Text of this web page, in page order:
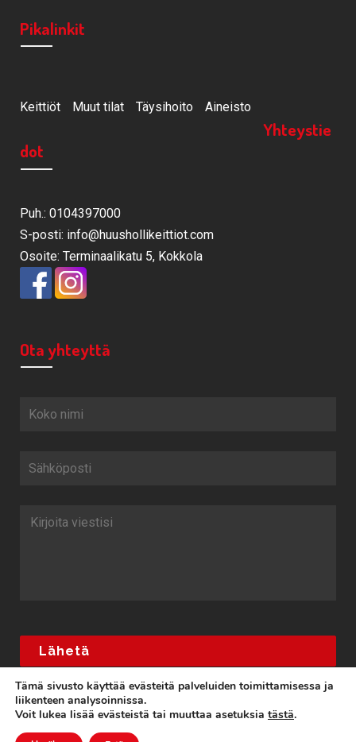
Pikalinkit
Keittiöt Muut tilat Täysihoito Aineisto
Yhteystie
dot
Puh.: 0104397000
S-posti: info@huushollikeittiot.com
Osoite: Terminaalikatu 5, Kokkola
Ota yhteyttä
Huusholli Keittiöt / 2018
Tämä sivusto käyttää evästeitä palveluiden toimittamisessa ja
liikenteen analysoinnissa.
Voit lukea lisää evästeistä tai muuttaa asetuksia tästä.